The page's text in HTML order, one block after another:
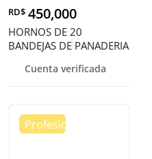
RD$ 450,000
HORNOS DE 20
BANDEJAS DE PANADERIA
Cuenta verificada